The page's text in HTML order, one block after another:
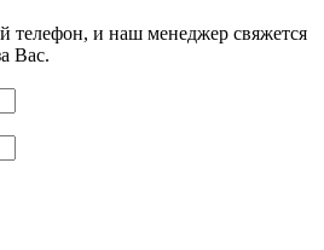
телефон, и наш менеджер свяжется
Вас.